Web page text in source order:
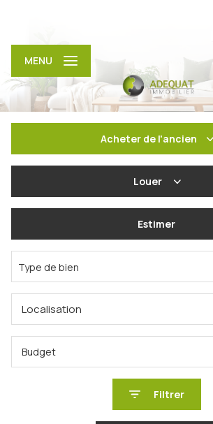
MENU
Acheter de l'ancien
De l'immo pro
Louer
En saisonnier
Estimer
Type de bien
Localisation
Budget
Filtrer